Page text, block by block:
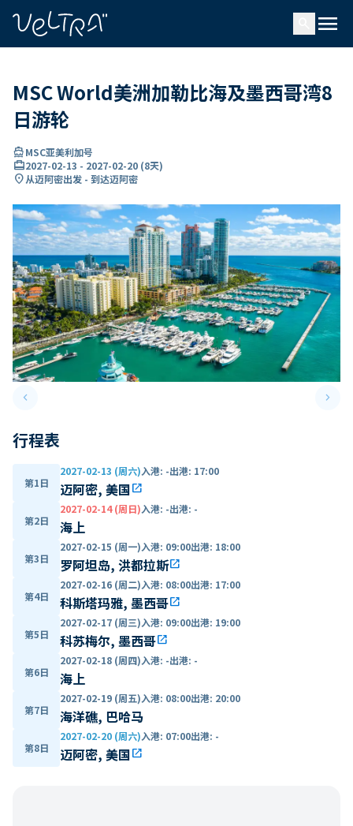
menu
MSC World美洲加勒比海及墨西哥湾8
日游轮
directions_boatMSC亚美利加号
card_travel2027-02-13 - 2027-02-20 (8天)
location_on从迈阿密出发 - 到达迈阿密
keyboard_arrow_leftPrevious slide keyboard_arrow_right
行程表
第1日
2027-02-13 (周六)入港: -出港: 17:00
迈阿密, 美国open_in_new
第2日
2027-02-14 (周日)入港: -出港: -
海上
第3日
2027-02-15 (周一)入港: 09:00出港: 18:00
罗阿坦岛, 洪都拉斯open_in_new
第4日
2027-02-16 (周二)入港: 08:00出港: 17:00
科斯塔玛雅, 墨西哥open_in_new
第5日
2027-02-17 (周三)入港: 09:00出港: 19:00
科苏梅尔, 墨西哥open_in_new
第6日
2027-02-18 (周四)入港: -出港: -
海上
第7日
2027-02-19 (周五)入港: 08:00出港: 20:00
海洋礁, 巴哈马
第8日
2027-02-20 (周六)入港: 07:00出港: -
迈阿密, 美国open_in_new